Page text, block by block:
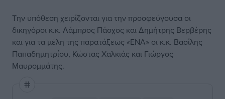
Την υπόθεση χειρίζονται για την προσφεύγουσα οι
δικηγόροι κ.κ. Λάμπρος Πάσχος και Δημήτρης Βερβέρης
και για τα μέλη της παρατάξεως «ΕΝΑ» οι κ.κ. Βασίλης
Παπαδημητρίου, Κώστας Χαλκιάς και Γιώργος
Μαυρομμάτης.